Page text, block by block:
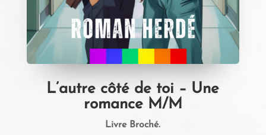
L’autre côté de toi – Une
romance M/M
Livre Broché.